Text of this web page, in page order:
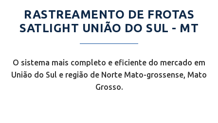
RASTREAMENTO DE FROTAS
SATLIGHT UNIÃO DO SUL - MT
O sistema mais completo e eficiente do mercado em
União do Sul e região de Norte Mato-grossense, Mato
Grosso.